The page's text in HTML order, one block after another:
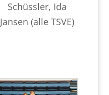
Schüssler, Ida
Jansen (alle TSVE)